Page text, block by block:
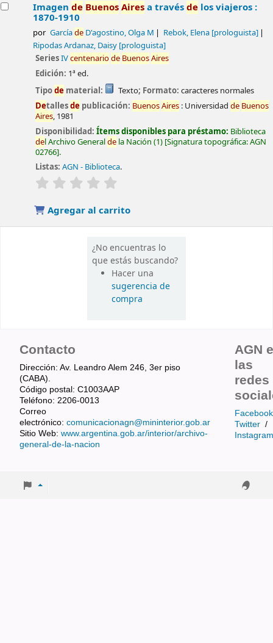
Imagende BuenosAiresa travésde los viajeros :
1870-1910
por GarcíadeD'agostino, Olga M Rebok, Elena[prologuista]
Ripodas Ardanaz, Daisy [prologuista]
SeriesIVcentenariode BuenosAires
Edición: 1ª ed.
Tipode material: Texto; Formato: caracteres normales
Detallesde publicación: BuenosAires : Universidadde Buenos
Aires, 1981
Disponibilidad:Ítems disponibles para préstamo: Biblioteca
del Archivo Generalde la Nación (1) Signatura topográfica:AGN
02766 .
Listas: AGN - Biblioteca.
valoración
Agregar al carrito
¿No encuentras lo
que estás buscando?
Hacer una
sugerencia de
compra
Contacto
Dirección: Av. Leandro Alem 246, 3er piso
(CABA).
Código postal: C1003AAP
Teléfono: 2206-0013
Correo
electrónico: comunicacionagn@mininterior.gob.ar
Sitio Web: www.argentina.gob.ar/interior/archivo-
general-de-la-nacion
AGN
las
redes
Facebook
Twitter /
Instagram